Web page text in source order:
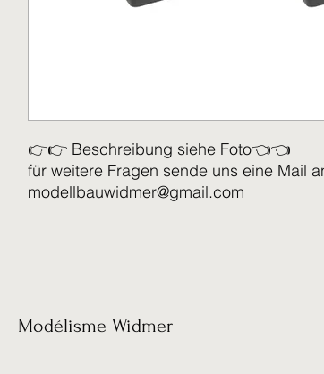
👉👉 Beschreibung siehe Foto👈👈
für weitere Fragen sende uns eine Mail
modellbauwidmer@gmail.com
Modélisme Widmer